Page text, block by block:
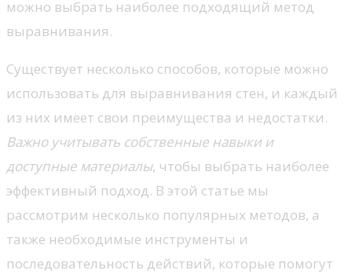
можно выбрать наиболее подходящий метод
выравнивания.
Существует несколько способов, которые можно
использовать для выравнивания стен, и каждый
из них имеет свои преимущества и недостатки.
Важно учитывать собственные навыки и
доступные материалы, чтобы выбрать наиболее
эффективный подход. В этой статье мы
рассмотрим несколько популярных методов, а
также необходимые инструменты и
последовательность действий, которые помогут